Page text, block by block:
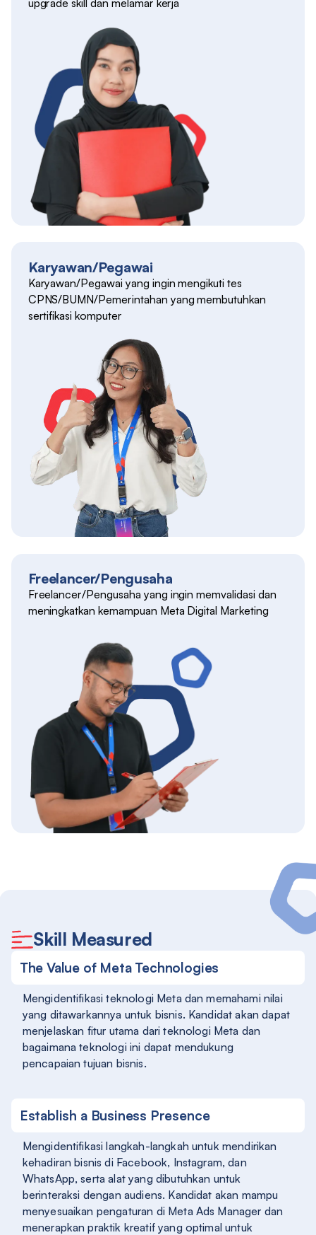
upgrade skill dan melamar kerja
Karyawan/Pegawai
Karyawan/Pegawai yang ingin mengikuti tes
CPNS/BUMN/Pemerintahan yang membutuhkan
sertifikasi komputer
Freelancer/Pengusaha
Freelancer/Pengusaha yang ingin memvalidasi dan
meningkatkan kemampuan Meta Digital Marketing
Skill Measured
The Value of Meta Technologies
Mengidentifikasi teknologi Meta dan memahami nilai
yang ditawarkannya untuk bisnis. Kandidat akan dapat
menjelaskan fitur utama dari teknologi Meta dan
bagaimana teknologi ini dapat mendukung
pencapaian tujuan bisnis.
Establish a Business Presence
Mengidentifikasi langkah-langkah untuk mendirikan
kehadiran bisnis di Facebook, Instagram, dan
WhatsApp, serta alat yang dibutuhkan untuk
berinteraksi dengan audiens. Kandidat akan mampu
menyesuaikan pengaturan di Meta Ads Manager dan
menerapkan praktik kreatif yang optimal untuk